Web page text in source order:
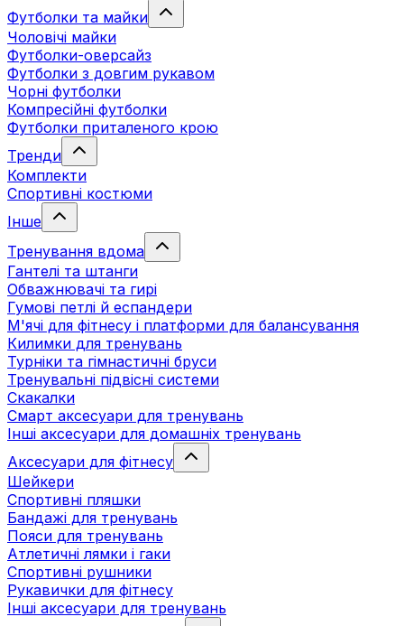
Футболки та майки
Чоловічі майки
Футболки-оверсайз
Футболки з довгим рукавом
Чорні футболки
Компресійні футболки
Футболки приталеного крою
Тренди
Комплекти
Спортивні костюми
Інше
Тренування вдома
Гантелі та штанги
Обважнювачі та гирі
Гумові петлі й еспандери
М'ячі для фітнесу і платформи для балансування
Килимки для тренувань
Турніки та гімнастичні бруси
Тренувальні підвісні системи
Скакалки
Смарт аксесуари для тренувань
Інші аксесуари для домашніх тренувань
Аксесуари для фітнесу
Шейкери
Спортивні пляшки
Бандажі для тренувань
Пояси для тренувань
Атлетичні лямки і гаки
Спортивні рушники
Рукавички для фітнесу
Інші аксесуари для тренувань